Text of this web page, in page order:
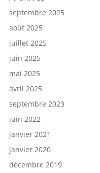
septembre 2025
août 2025
juillet 2025
juin 2025
mai 2025
avril 2025
septembre 2023
juin 2022
janvier 2021
janvier 2020
décembre 2019